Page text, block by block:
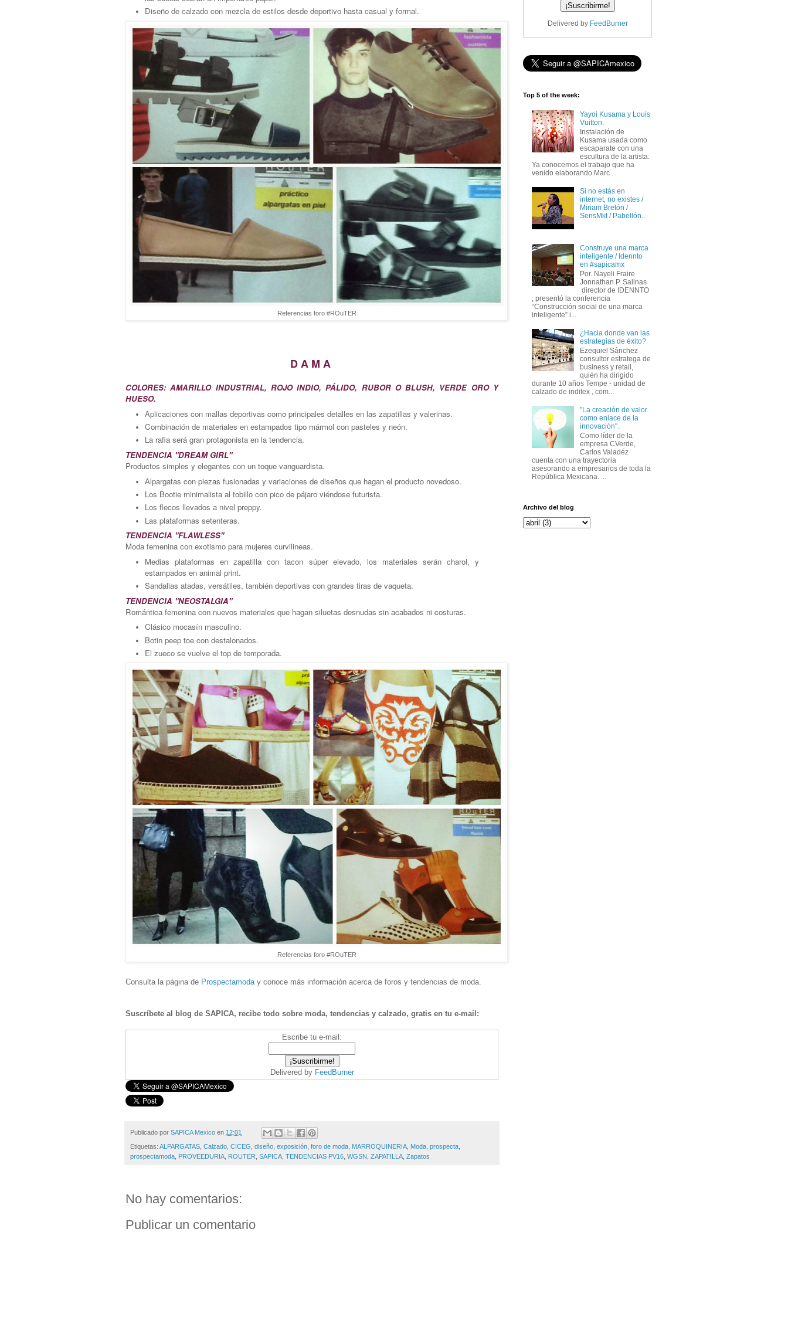
Diseño de calzado con mezcla de estilos desde deportivo hasta casual y formal.
Referencias foro #ROuTER
D A M A
COLORES: AMARILLO INDUSTRIAL, ROJO INDIO, PÁLIDO, RUBOR O BLUSH, VERDE ORO Y
HUESO.
Aplicaciones con mallas deportivas como principales detalles en las zapatillas y valerinas.
Combinación de materiales en estampados tipo mármol con pasteles y neón.
La rafia será gran protagonista en la tendencia.
TENDENCIA "DREAM GIRL"
Productos simples y elegantes con un toque vanguardista.
Alpargatas con piezas fusionadas y variaciones de diseños que hagan el producto novedoso.
Los Bootie minimalista al tobillo con pico de pájaro viéndose futurista.
Los flecos llevados a nivel preppy.
Las plataformas setenteras.
TENDENCIA "FLAWLESS"
Moda femenina con exotismo para mujeres curvilineas.
Medias plataformas en zapatilla con tacon súper elevado, los materiales serán charol, y
estampados en animal print.
Sandalias atadas, versátiles, también deportivas con grandes tiras de vaqueta.
TENDENCIA "NEOSTALGIA"
Romántica femenina con nuevos materiales que hagan siluetas desnudas sin acabados ni costuras.
Clásico mocasín masculino.
Botin peep toe con destalonados.
El zueco se vuelve el top de temporada.
Referencias foro #ROuTER
Consulta la página de Prospectamoday conoce más información acerca de foros y tendencias de moda.
Suscríbete al blog de SAPICA, recibe todo sobre moda, tendencias y calzado, gratis en tu e-mail:
Escribe tu e-mail:
Delivered by FeedBurner
Publicado por SAPICA Mexico en 12:01
Etiquetas: ALPARGATAS, Calzado, CICEG, diseño, exposición, foro de moda, MARROQUINERIA, Moda, prospecta,
prospectamoda, PROVEEDURIA, ROUTER, SAPICA, TENDENCIAS PV16, WGSN, ZAPATILLA, Zapatos
No hay comentarios:
Publicar un comentario
Delivered by FeedBurner
Top 5 of the week:
Yayoi Kusama y Louis
Vuitton.
Instalación de
Kusama usada como
escaparate con una
escultura de la artista.
Ya conocemos el trabajo que ha
venido elaborando Marc ...
Si no estás en
internet, no existes /
Miriam Bretón /
SensMkt / Pabellón...
Construye una marca
inteligente / Idennto
en #sapicamx
Por. Nayeli Fraire
Jonnathan P. Salinas
director de IDENNTO
, presentó la conferencia
“Construcción social de una marca
inteligente” i...
¿Hacia donde van las
estrategias de éxito?
Ezequiel Sánchez
consultor estratega de
business y retail,
quién ha dirigido
durante 10 años Tempe - unidad de
calzado de inditex , com...
"La creación de valor
como enlace de la
innovación".
Como líder de la
empresa CVerde,
Carlos Valadéz
cuenta con una trayectoria
asesorando a empresarios de toda la
República Mexicana. ...
Archivo del blog